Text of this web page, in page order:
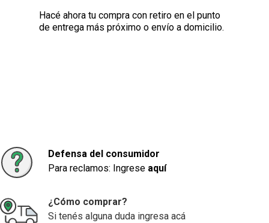
Hacé ahora tu compra con retiro en el punto
de entrega más próximo o envío a domicilio.
Defensa del consumidor
Para reclamos: Ingrese aquí
¿Cómo comprar?
Si tenés alguna duda ingresa acá